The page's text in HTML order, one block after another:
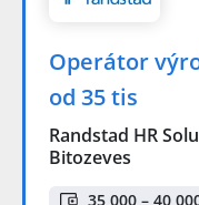
Operátor
od 35 tis
Randstad HR
Bitozeves
35 000 – 40